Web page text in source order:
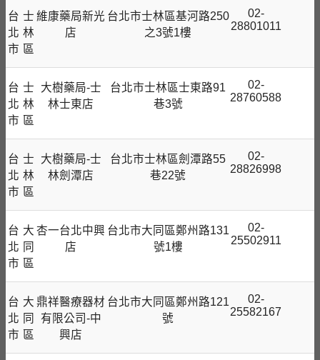
台
北
市
士
林
區
維康藥局新光
店
台北市士林區基河路250
之3號1樓
02-
28801011
台
北
市
士
林
區
大樹藥局-士
林士東店
台北市士林區士東路91
巷3號
02-
28760588
台
北
市
士
林
區
大樹藥局-士
林劍潭店
台北市士林區劍潭路55
巷22號
02-
28826998
台
北
市
大
同
區
杏一台北中興
店
台北市大同區鄭州路131
號1樓
02-
25502911
台
北
市
大
同
區
鼎祥醫療器材
有限公司-中
興店
台北市大同區鄭州路121
號
02-
25582167